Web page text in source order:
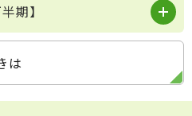
期】
は